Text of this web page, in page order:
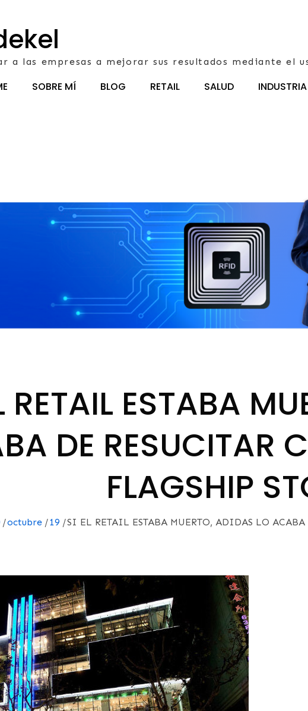
a las empresas a mejorar sus resultados mediante el
SOBRE MÍ BLOG RETAIL SALUD INDUSTRIA
RETAIL ESTABA
DE RESUCITAR
FLAGSHIP
octubre 19 SI EL RETAIL ESTABA MUERTO, ADIDAS LO ACABA